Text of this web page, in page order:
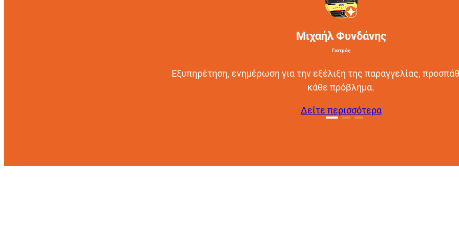
Μιχαήλ Φυνδάνης
Γιατρός
Εξυπηρέτηση, ενημέρωση για την εξέλιξη της παραγγελίας,
κάθε πρόβλημα.
Δείτε περισσότερα